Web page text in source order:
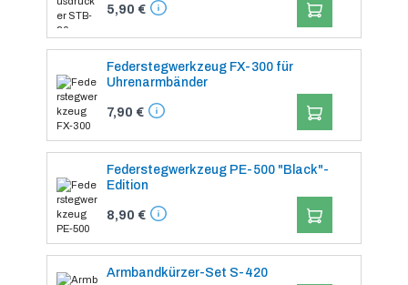
5,90 € IN DEN
Federstegwerkzeug FX-300 für
Uhrenarmbänder
7,90 € IN DEN
Federstegwerkzeug PE-500 "Black"-
Edition
8,90 € IN DEN
Armbandkürzer-Set S-420